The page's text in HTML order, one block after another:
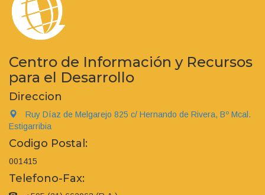
Centro de Información y Recursos
para el Desarrollo
Direccion
Ruy Díaz de Melgarejo 825 c/ Hernando de Rivera, Bº Mcal.
Estigarribia
Codigo Postal:
001415
Telefono-Fax: